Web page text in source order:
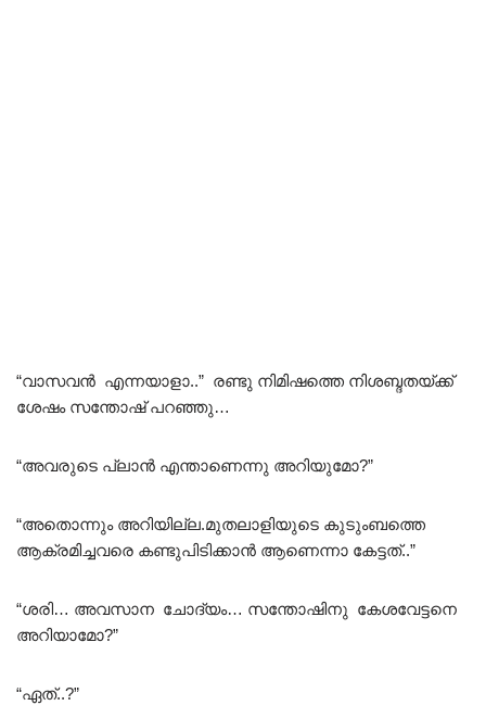
“വാസവൻ എന്നയാളാ..” രണ്ടു നിമിഷത്തെ നിശബ്ദതയ്ക്ക്
ശേഷം സന്തോഷ്‌ പറഞ്ഞു…
“അവരുടെ പ്ലാൻ എന്താണെന്നു അറിയുമോ?”
“അതൊന്നും അറിയില്ല.മുതലാളിയുടെ കുടുംബത്തെ
ആക്രമിച്ചവരെ കണ്ടുപിടിക്കാൻ ആണെന്നാ കേട്ടത്..”
“ശരി… അവസാന ചോദ്യം… സന്തോഷിനു കേശവേട്ടനെ
അറിയാമോ?”
“ഏത്..?”